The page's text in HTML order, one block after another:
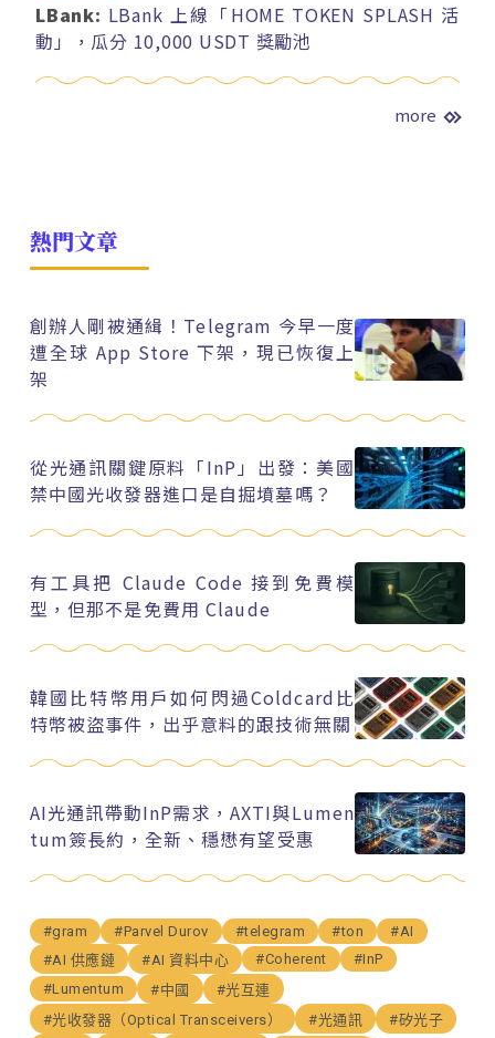
LBank: LBank 上線「HOME TOKEN SPLASH 活
動」，瓜分 10,000 USDT 獎勵池
more
熱門文章
創辦人剛被通緝！Telegram 今早一度
遭全球 App Store 下架，現已恢復上
架
從光通訊關鍵原料「InP」出發：美國
禁中國光收發器進口是自掘墳墓嗎？
有工具把 Claude Code 接到免費模
型，但那不是免費用 Claude
韓國比特幣用戶如何閃過Coldcard比
特幣被盜事件，出乎意料的跟技術無關
AI光通訊帶動InP需求，AXTI與Lumen
tum簽長約，全新、穩懋有望受惠
#gram #Parvel Durov #telegram #ton
#AI
#AI 供應鏈
#AI 資料中心 #Coherent
#InP
#Lumentum
#中國
#光互連
#光收發器（Optical Transceivers）
#光通訊
#矽光子